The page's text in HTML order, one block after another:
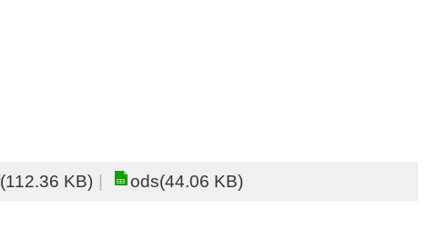
KB) ods(44.06 KB)